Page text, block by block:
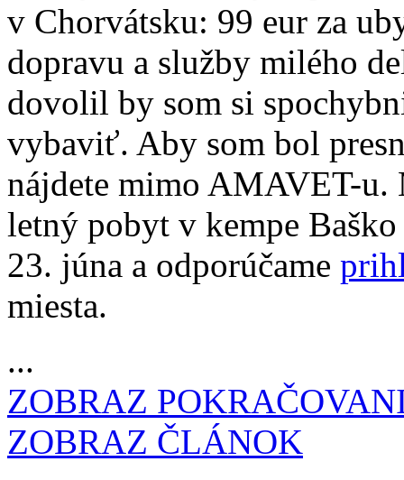
v Chorvátsku: 99 eur za
dopravu a služby milého
dovolil by som si
vybaviť. Aby som bol
nájdete mimo AMAVET-u.
letný pobyt v kempe
23. júna a odporúčame
miesta.
...
ZOBRAZ
ZOBRAZ ČLÁNOK